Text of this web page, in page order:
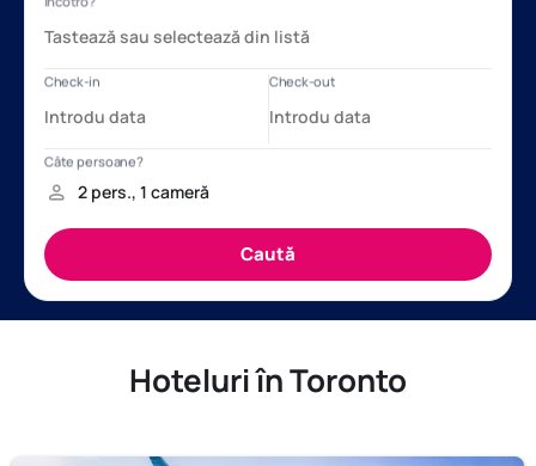
Hoteluri în Toronto